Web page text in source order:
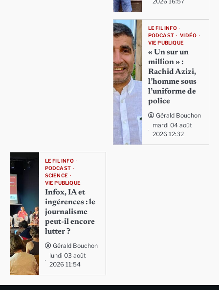
LE FIL INFO
PODCAST
VIDÉO
VIE PUBLIQUE
« Un sur un
million » :
Rachid Azizi,
l’homme sous
l’uniforme de
police
Gérald Bouchon
mardi 04 août
2026 12:32
LE FIL INFO
PODCAST
SCIENCE
VIE PUBLIQUE
Infox, IA et
ingérences : le
journalisme
peut-il encore
lutter ?
Gérald Bouchon
lundi 03 août
2026 11:54